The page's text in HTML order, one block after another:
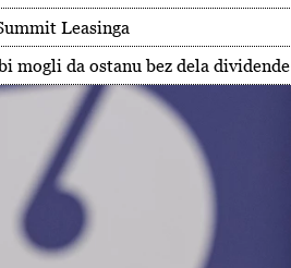
Leasinga
mogli da ostanu bez dela dividende